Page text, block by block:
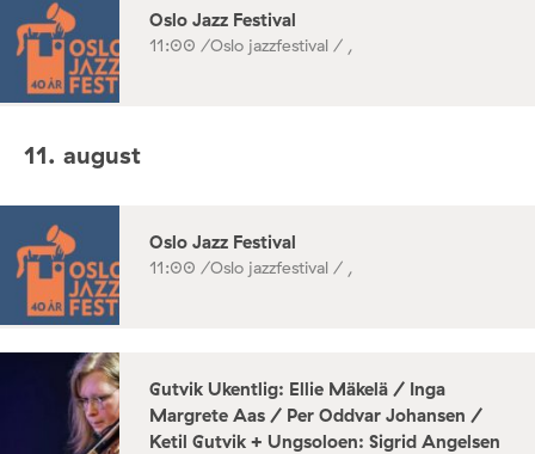
Oslo Jazz Festival
11:00 /Oslo jazzfestival / ,
11. august
Oslo Jazz Festival
11:00 /Oslo jazzfestival / ,
Gutvik Ukentlig: Ellie Mäkelä / Inga
Margrete Aas / Per Oddvar Johansen /
Ketil Gutvik + Ungsoloen: Sigrid Angelsen